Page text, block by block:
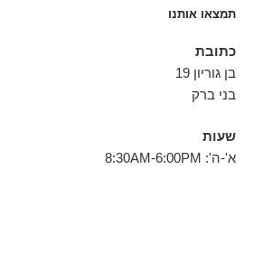
תמצאו אותנו
כתובת
בן גוריון 19
בני ברק
שעות
א'-ה': 8:30AM-6:00PM